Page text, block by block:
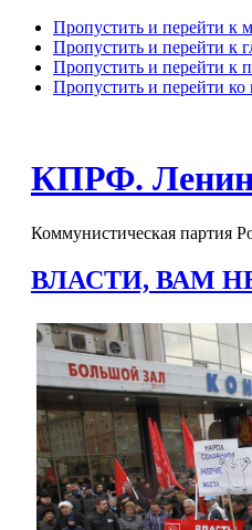
Пропустить и перейти к
Пропустить и перейти к
Пропустить и перейти к
Пропустить и перейти ко
КПРФ.
Коммунистическая партия
ВЛАСТИ, ВАМ